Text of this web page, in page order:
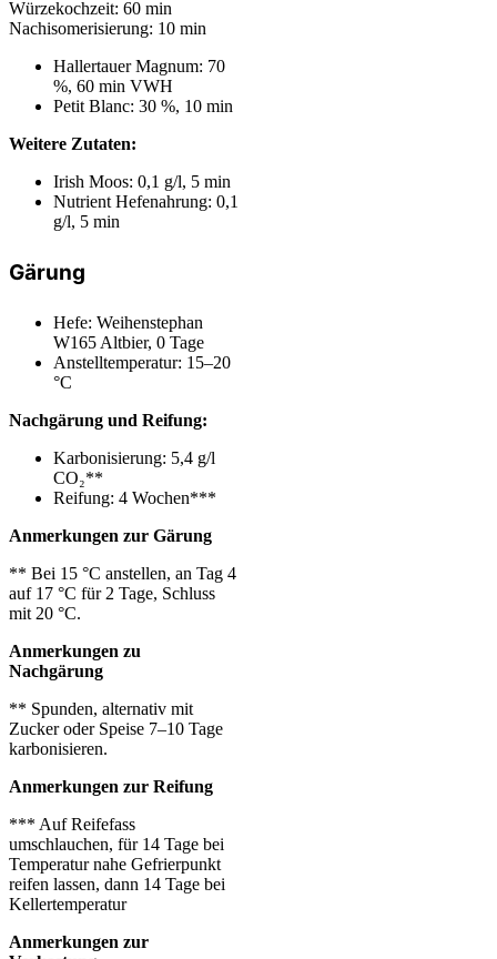
Würzekochzeit: 60 min
Nachisomerisierung: 10 min
Hallertauer Magnum: 70
%, 60 min VWH
Petit Blanc: 30 %, 10 min
Weitere Zutaten:
Irish Moos: 0,1 g/l, 5 min
Nutrient Hefenahrung: 0,1
g/l, 5 min
Gärung
Hefe: Weihenstephan
W165 Altbier, 0 Tage
Anstelltemperatur: 15–20
°C
Nachgärung und Reifung:
Karbonisierung: 5,4 g/l
CO₂**
Reifung: 4 Wochen***
Anmerkungen zur Gärung
** Bei 15 °C anstellen, an Tag 4
auf 17 °C für 2 Tage, Schluss
mit 20 °C.
Anmerkungen zu
Nachgärung
** Spunden, alternativ mit
Zucker oder Speise 7–10 Tage
karbonisieren.
Anmerkungen zur Reifung
*** Auf Reifefass
umschlauchen, für 14 Tage bei
Temperatur nahe Gefrierpunkt
reifen lassen, dann 14 Tage bei
Kellertemperatur
Anmerkungen zur